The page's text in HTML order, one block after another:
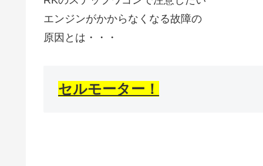
エンジンがかからなくなる故障の
原因とは・・・
セルモーター！